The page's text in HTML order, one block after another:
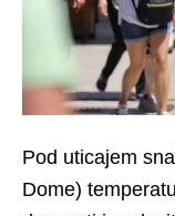
Pod uticajem
Dome)